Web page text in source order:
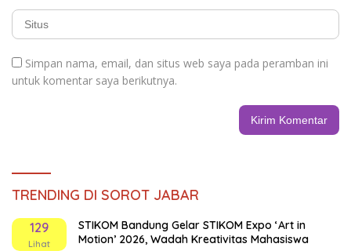
Simpan nama, email, dan situs web saya pada peramban ini
untuk komentar saya berikutnya.
TRENDING DI SOROT JABAR
129
Lihat
STIKOM Bandung Gelar STIKOM Expo ‘Art in
Motion’ 2026, Wadah Kreativitas Mahasiswa